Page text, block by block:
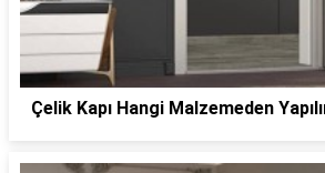
Çelik Kapı Hangi Malzemeden